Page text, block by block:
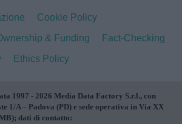
Cookie Policy
& Funding
Fact-Checking
Ethics Policy
1997 - 2026 Media Data Factory S.r.l., con
1/A – Padova (PD) e sede operativa in Via XX
dati di contatto: